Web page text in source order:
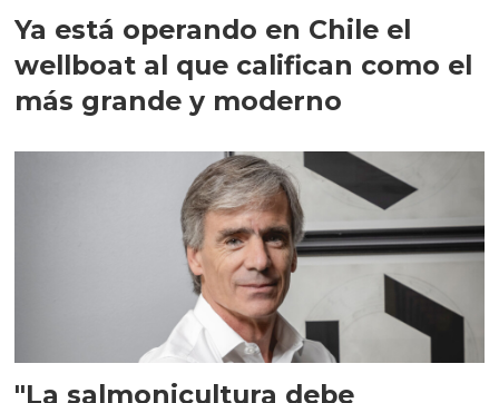
Ya está operando en Chile el
wellboat al que califican como el
más grande y moderno
"La salmonicultura debe